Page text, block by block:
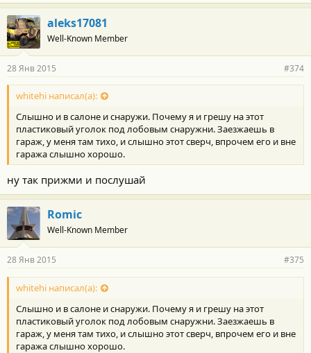
aleks17081
Well-Known Member
28 Янв 2015 #374
whitehi написал(а):
Слышно и в салоне и снаружи. Почему я и грешу на этот
пластиковый уголок под лобовым снаружни. Заезжаешь в
гараж, у меня там тихо, и слышно этот сверч, впрочем его и вне
гаража слышно хорошо.
ну так прижми и послушай
Romic
Well-Known Member
28 Янв 2015 #375
whitehi написал(а):
Слышно и в салоне и снаружи. Почему я и грешу на этот
пластиковый уголок под лобовым снаружни. Заезжаешь в
гараж, у меня там тихо, и слышно этот сверч, впрочем его и вне
гаража слышно хорошо.